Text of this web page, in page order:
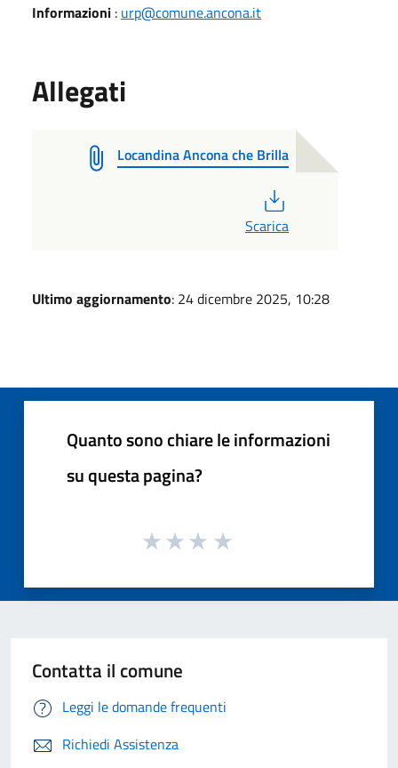
Informazioni : urp@comune.ancona.it
Allegati
Locandina Ancona che Brilla
Scarica
Ultimo aggiornamento: 24 dicembre 2025, 10:28
Quanto sono chiare le informazioni
su questa pagina?
Contatta il comune
Leggi le domande frequenti
Richiedi Assistenza